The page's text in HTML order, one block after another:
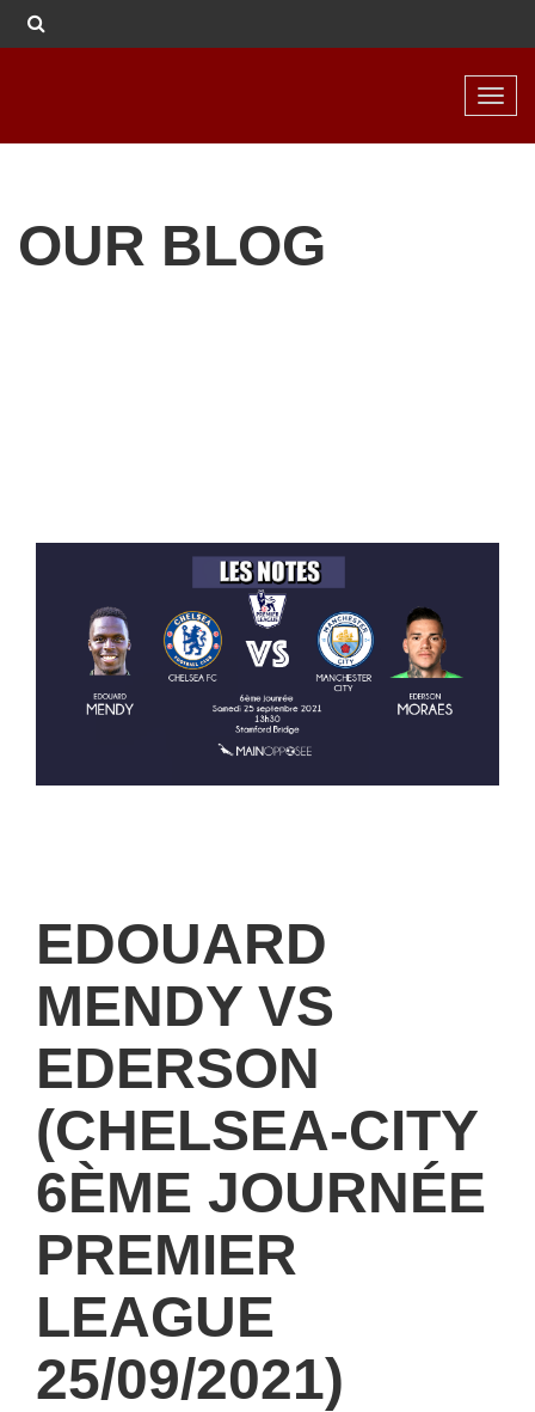
OUR BLOG
EDOUARD
MENDY VS
EDERSON
(CHELSEA-CITY
6ÈME JOURNÉE
PREMIER
LEAGUE
25/09/2021)